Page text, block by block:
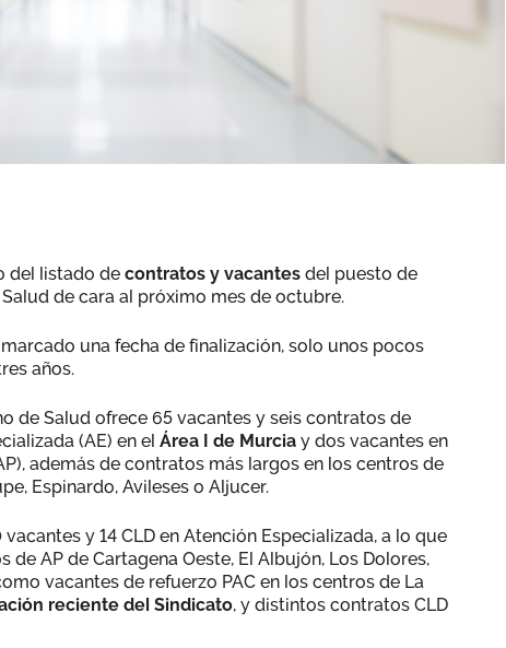
del listado de contratos y vacantes del puesto de
de cara al próximo mes de octubre.
una fecha de finalización, solo unos pocos
años.
de Salud ofrece 65 vacantes y seis contratos de
(AE) en el Área I de Murcia y dos vacantes en
además de contratos más largos en los centros de
Espinardo, Avileses o Aljucer.
y 14 CLD en Atención Especializada, a lo que
AP de Cartagena Oeste, El Albujón, Los Dolores,
vacantes de refuerzo PAC en los centros de La
reciente del Sindicato, y distintos contratos CLD